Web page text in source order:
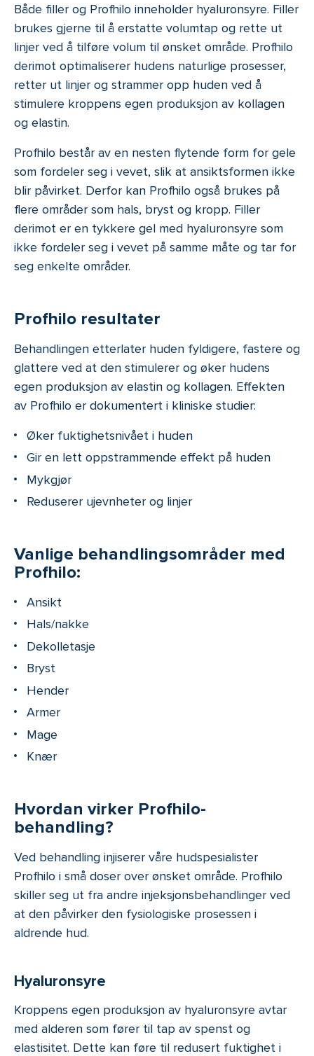
Både filler og Profhilo inneholder hyaluronsyre. Filler
brukes gjerne til å erstatte volumtap og rette ut
linjer ved å tilføre volum til ønsket område. Profhilo
derimot optimaliserer hudens naturlige prosesser,
retter ut linjer og strammer opp huden ved å
stimulere kroppens egen produksjon av kollagen
og elastin.
Profhilo består av en nesten flytende form for gele
som fordeler seg i vevet, slik at ansiktsformen ikke
blir påvirket. Derfor kan Profhilo også brukes på
flere områder som hals, bryst og kropp. Filler
derimot er en tykkere gel med hyaluronsyre som
ikke fordeler seg i vevet på samme måte og tar for
seg enkelte områder.
Profhilo resultater
Behandlingen etterlater huden fyldigere, fastere og
glattere ved at den stimulerer og øker hudens
egen produksjon av elastin og kollagen. Effekten
av Profhilo er dokumentert i kliniske studier:
Øker fuktighetsnivået i huden
Gir en lett oppstrammende effekt på huden
Mykgjør
Reduserer ujevnheter og linjer
Vanlige behandlingsområder med
Profhilo:
Ansikt
Hals/nakke
Dekolletasje
Bryst
Hender
Armer
Mage
Knær
Hvordan virker Profhilo-
behandling?
Ved behandling injiserer våre hudspesialister
Profhilo i små doser over ønsket område. Profhilo
skiller seg ut fra andre injeksjonsbehandlinger ved
at den påvirker den fysiologiske prosessen i
aldrende hud.
Hyaluronsyre
Kroppens egen produksjon av hyaluronsyre avtar
med alderen som fører til tap av spenst og
elastisitet. Dette kan føre til redusert fuktighet i